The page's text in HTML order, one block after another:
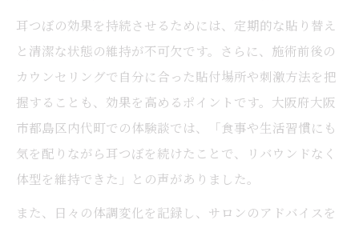
耳つぼの効果を持続させるためには、定期的な貼り替え
と清潔な状態の維持が不可欠です。さらに、施術前後の
カウンセリングで自分に合った貼付場所や刺激方法を把
握することも、効果を高めるポイントです。大阪府大阪
市都島区内代町での体験談では、「食事や生活習慣にも
気を配りながら耳つぼを続けたことで、リバウンドなく
体型を維持できた」との声がありました。
また、日々の体調変化を記録し、サロンのアドバイスを